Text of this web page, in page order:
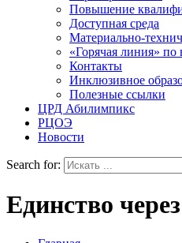
Повышение
Доступная среда
Материально-
«Горячая линия»
Контакты
Инклюзивное
Полезные ссылки
ЦРД Абилимпикс
РЦОЭ
Новости
Search for:
Единство